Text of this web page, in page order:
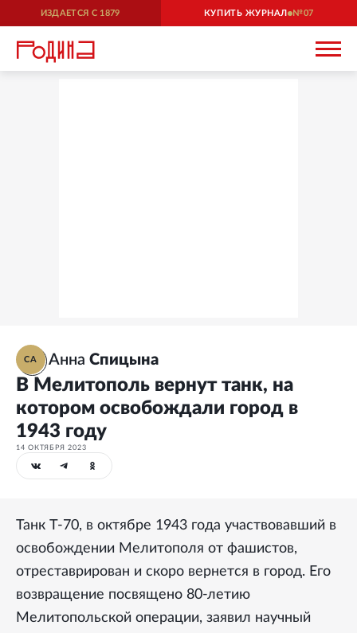
ИЗДАЕТСЯ С 1879 КУПИТЬ ЖУРНАЛ 07
СА Анна Спицына
В Мелитополь вернут танк, на
котором освобождали город в
1943 году
14 ОКТЯБРЯ 2023
Танк Т-70, в октябре 1943 года участвовавший в
освобождении Мелитополя от фашистов,
отреставрирован и скоро вернется в город. Его
возвращение посвящено 80-летию
Мелитопольской операции, заявил научный